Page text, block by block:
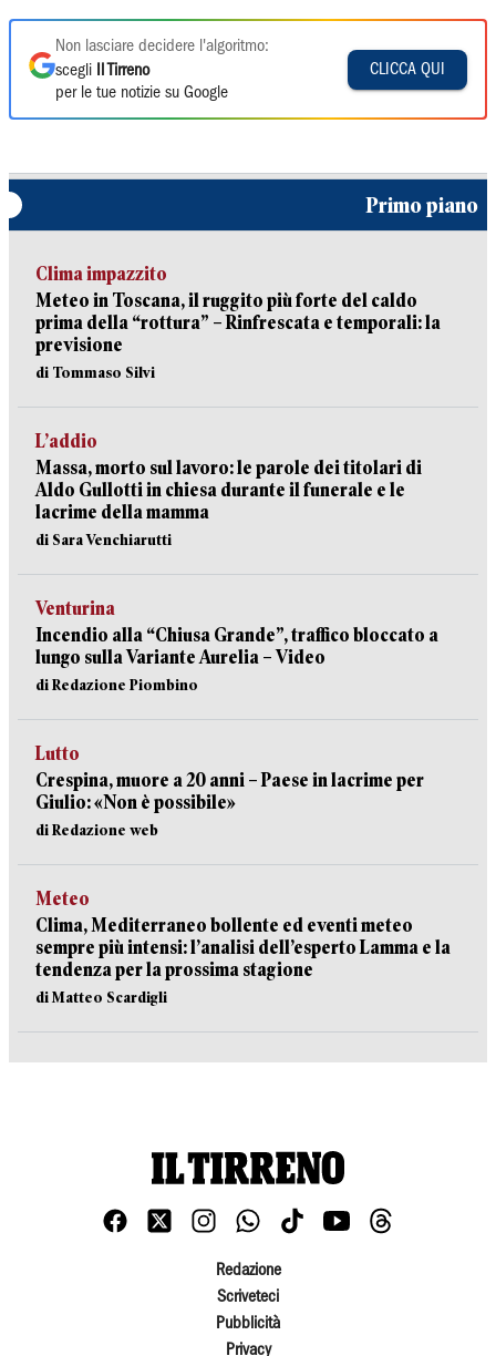
Non lasciare decidere l'algoritmo:
scegli
Il Tirreno
per le tue notizie su Google
CLICCA QUI
Primo piano
Clima impazzito
Meteo in Toscana, il ruggito più forte del caldo
prima della “rottura” – Rinfrescata e temporali: la
previsione
di Tommaso Silvi
L’addio
Massa, morto sul lavoro: le parole dei titolari di
Aldo Gullotti in chiesa durante il funerale e le
lacrime della mamma
di Sara Venchiarutti
Venturina
Incendio alla “Chiusa Grande”, traffico bloccato a
lungo sulla Variante Aurelia – Video
di Redazione Piombino
Lutto
Crespina, muore a 20 anni – Paese in lacrime per
Giulio: «Non è possibile»
di Redazione web
Meteo
Clima, Mediterraneo bollente ed eventi meteo
sempre più intensi: l’analisi dell’esperto Lamma e la
tendenza per la prossima stagione
di Matteo Scardigli
Redazione
Scriveteci
Pubblicità
Privacy